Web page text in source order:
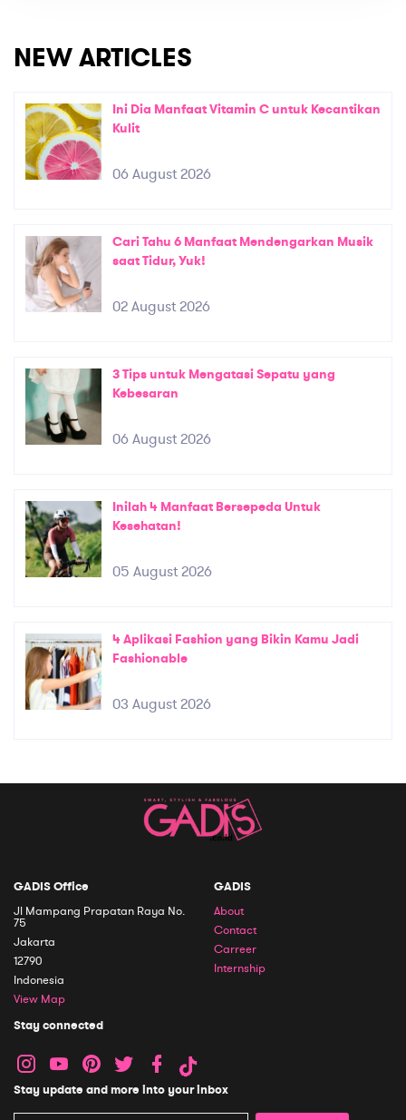
NEW ARTICLES
Ini Dia Manfaat Vitamin C untuk Kecantikan
Kulit
06 August 2026
Cari Tahu 6 Manfaat Mendengarkan Musik
saat Tidur, Yuk!
02 August 2026
3 Tips untuk Mengatasi Sepatu yang
Kebesaran
06 August 2026
Inilah 4 Manfaat Bersepeda Untuk
Kesehatan!
05 August 2026
4 Aplikasi Fashion yang Bikin Kamu Jadi
Fashionable
03 August 2026
GADIS Office
Jl Mampang Prapatan Raya No.
75
Jakarta
12790
Indonesia
View Map
GADIS
About
Contact
Carreer
Internship
Stay connected
Stay update and more into your inbox